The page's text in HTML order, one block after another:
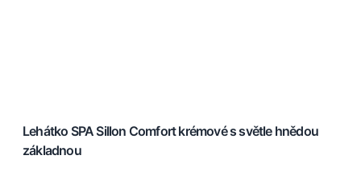
Lehátko SPA Sillon Comfort krémové s světle hnědou
základnou